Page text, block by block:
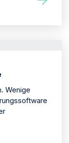
Wenige